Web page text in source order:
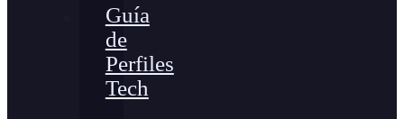
Guía
de
Perfiles
Tech